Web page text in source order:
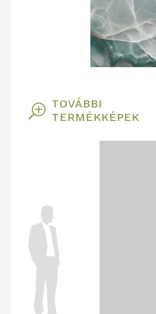
T TOVÁBBI
TERMÉKKÉPEK